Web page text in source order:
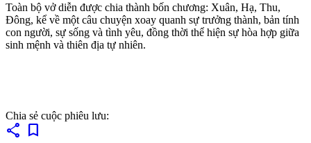
Toàn bộ vở diễn được chia thành bốn chương: Xuân, Hạ, Thu,
Đông, kể về một câu chuyện xoay quanh sự trưởng thành, bản tính
con người, sự sống và tình yêu, đồng thời thể hiện sự hòa hợp giữa
sinh mệnh và thiên địa tự nhiên.
Chia sẻ cuộc phiêu lưu:
share bookmark